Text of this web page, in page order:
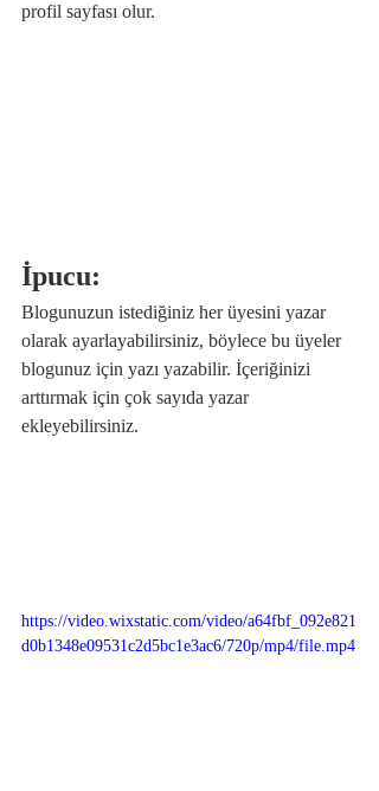
profil sayfası olur.
İpucu:
Blogunuzun istediğiniz her üyesini yazar
olarak ayarlayabilirsiniz, böylece bu üyeler
blogunuz için yazı yazabilir. İçeriğinizi
arttırmak için çok sayıda yazar
ekleyebilirsiniz.
https://video.wixstatic.com/video/a64fbf_092e821
d0b1348e09531c2d5bc1e3ac6/720p/mp4/file.mp4